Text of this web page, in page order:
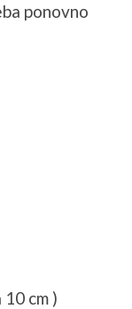
ponovno
cm )